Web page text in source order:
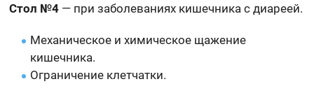
Стол №4 — при заболеваниях кишечника с диареей.
Механическое и химическое щажение
кишечника.
Ограничение клетчатки.